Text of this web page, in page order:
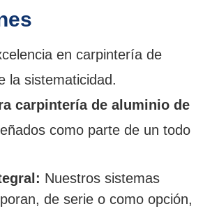
en carpintería de
la sistematicidad.
carpintería de aluminio de
como parte de un todo
Nuestros sistemas
de serie o como opción,